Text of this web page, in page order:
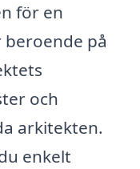
för en
på
och
arkitekten.
enkelt